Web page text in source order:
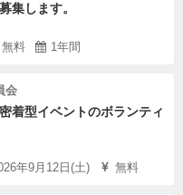
集します。
無料 1年間
会
着型イベントのボランティ
年9月12日(土) 無料